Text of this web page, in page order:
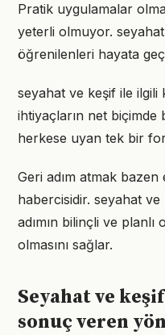
Pratik uygulamalar
yeterli olmuyor.
öğrenilenleri hayata
seyahat ve keşif ile
ihtiyaçların net
herkese uyan tek bir
Geri adım atmak bazen
habercisidir. seyahat
adımın bilinçli ve planlı
olmasını sağlar.
Seyahat ve
sonuç veren